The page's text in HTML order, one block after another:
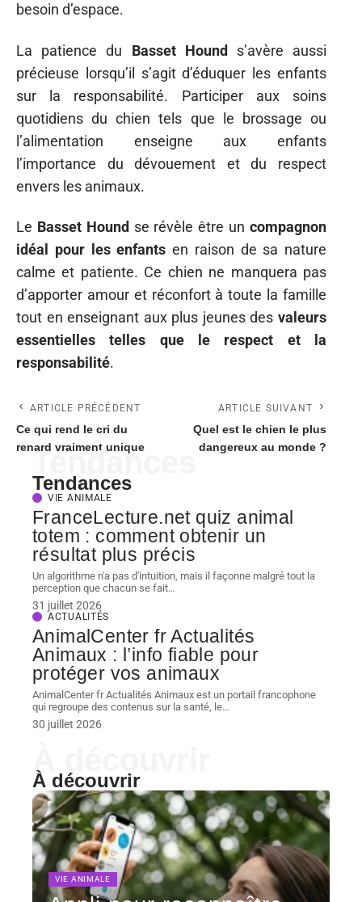
besoin d’espace.
La patience du Basset Hounds’avère aussi
précieuse lorsqu’il s’agit d’éduquer les enfants
sur la responsabilité. Participer aux soins
quotidiens du chien tels que le brossage ou
l’alimentation enseigne aux enfants
l’importance du dévouement et du respect
envers les animaux.
Le Basset Hound se révèle être uncompagnon
idéal pour les enfants en raison de sa nature
calme et patiente. Ce chien ne manquera pas
d’apporter amour et réconfort à toute la famille
tout en enseignant aux plus jeunes des valeurs
essentielles telles que le respect et la
responsabilité.
ARTICLE PRÉCÉDENT
Ce qui rend le cri du
renard vraiment unique
ARTICLE SUIVANT
Quel est le chien le plus
dangereux au monde ?
Tendances
Tendances
VIE ANIMALE
FranceLecture.net quiz animal
totem : comment obtenir un
résultat plus précis
Un algorithme n'a pas d'intuition, mais il façonne malgré tout la
perception que chacun se fait…
31 juillet 2026
ACTUALITÉS
AnimalCenter fr Actualités
Animaux : l’info fiable pour
protéger vos animaux
AnimalCenter fr Actualités Animaux est un portail francophone
qui regroupe des contenus sur la santé, le…
30 juillet 2026
À découvrir
VIE ANIMALE